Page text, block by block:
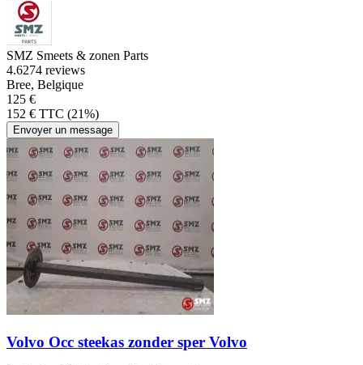
SMZ Smeets & zonen Parts
4.6274 reviews
Bree, Belgique
125 €
152 € TTC (21%)
Envoyer un message
Volvo Occ steekas zonder sper Volvo